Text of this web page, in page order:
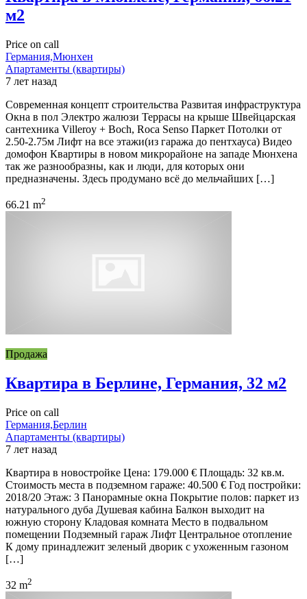
м2
Price on call
Германия,Мюнхен
Апартаменты (квартиры)
7 лет назад
Современная концепт строительства Развитая инфраструктура
Окна в пол Электро жалюзи Террасы на крыше Швейцарская
сантехника Villeroy + Boch, Roca Senso Паркет Потолки от
2.50-2.75м Лифт на все этажи(из гаража до пентхауса) Видео
домофон Квартиры в новом микрорайоне на западе Мюнхена
так же разнообразны, как и люди, для которых они
предназначены. Здесь продумано всё до мельчайших […]
66.21 m2
Продажа
Квартира в Берлине, Германия, 32 м2
Price on call
Германия,Берлин
Апартаменты (квартиры)
7 лет назад
Квартира в новостройке Цена: 179.000 € Площадь: 32 кв.м.
Стоимость места в подземном гараже: 40.500 € Год постройки:
2018/20 Этаж: 3 Панорамные окна Покрытие полов: паркет из
натурального дуба Душевая кабина Балкон выходит на
южную сторону Кладовая комната Место в подвальном
помещении Подземный гараж Лифт Центральное отопление
К дому принадлежит зеленый дворик с ухоженным газоном
[…]
32 m2